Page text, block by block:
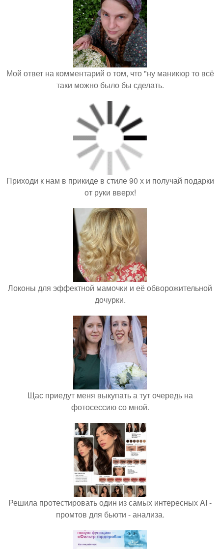
Мой ответ на комментарий о том, что "ну маникюр то всё
таки можно было бы сделать.
Приходи к нам в прикиде в стиле 90 х и получай подарки
от руки вверх!
Локоны для эффектной мамочки и её обворожительной
дочурки.
Щас приедут меня выкупать а тут очередь на
фотосессию со мной.
Решила протестировать один из самых интересных AI -
промтов для бьюти - анализа.